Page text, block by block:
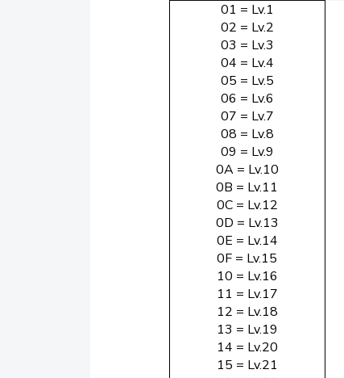
01 = Lv.1
02 = Lv.2
03 = Lv.3
04 = Lv.4
05 = Lv.5
06 = Lv.6
07 = Lv.7
08 = Lv.8
09 = Lv.9
0A = Lv.10
0B = Lv.11
0C = Lv.12
0D = Lv.13
0E = Lv.14
0F = Lv.15
10 = Lv.16
11 = Lv.17
12 = Lv.18
13 = Lv.19
14 = Lv.20
15 = Lv.21